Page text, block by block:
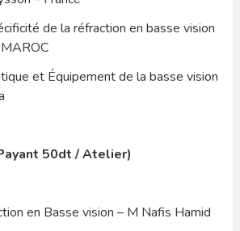
de la réfraction en basse vision
et Équipement de la basse vision
50dt / Atelier)
en Basse vision – M Nafis Hamid